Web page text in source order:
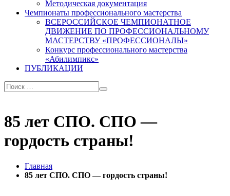
Методическая документация
Чемпионаты профессионального мастерства
ВСЕРОССИЙСКОЕ ЧЕМПИОНАТНОЕ
ДВИЖЕНИЕ ПО ПРОФЕССИОНАЛЬНОМУ
МАСТЕРСТВУ «ПРОФЕССИОНАЛЫ»
Конкурс профессионального мастерства
«Абилимпикс»
ПУБЛИКАЦИИ
85 лет СПО. СПО —
гордость страны!
Главная
85 лет СПО. СПО — гордость страны!